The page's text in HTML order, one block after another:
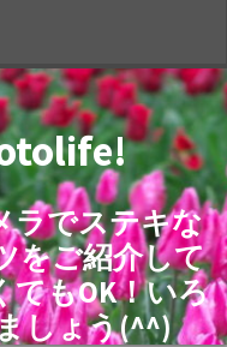
ラでステキな
をご紹介して
てもOK！いろ
しょう(^^)